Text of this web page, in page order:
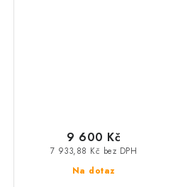
Na dotaz
7 933,88 Kč bez DPH
9 600 Kč